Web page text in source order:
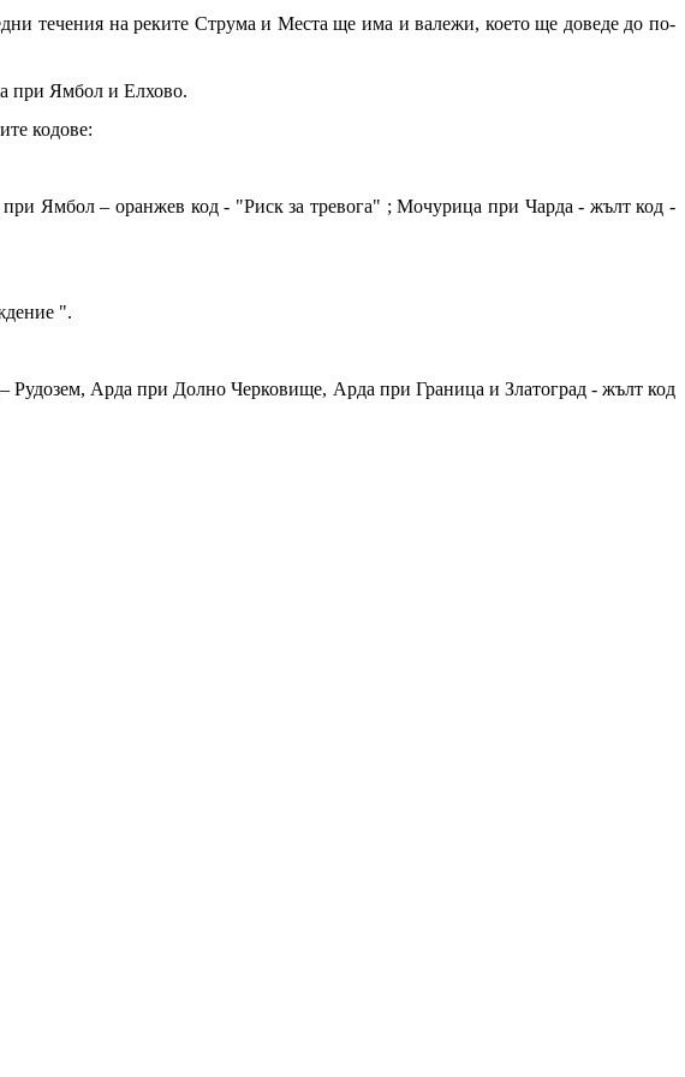
течения на реките Струма и Места ще има и валежи, което ще доведе до по-
при Ямбол и Елхово.
кодове:
Ямбол – оранжев код - "Риск за тревога" ; Мочурица при Чарда - жълт код -
".
Рудозем, Арда при Долно Черковище, Арда при Граница и Златоград - жълт код